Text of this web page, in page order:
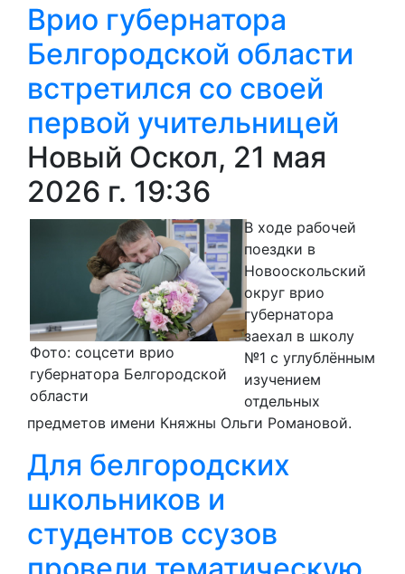
Врио губернатора
Белгородской области
встретился со своей
первой учительницей
Новый Оскол, 21 мая
2026 г. 19:36
Фото: соцсети врио
губернатора Белгородской
области
В ходе рабочей
поездки в
Новооскольский
округ врио
губернатора
заехал в школу
№1 с углублённым
изучением
отдельных
предметов имени Княжны Ольги Романовой.
Для белгородских
школьников и
студентов ссузов